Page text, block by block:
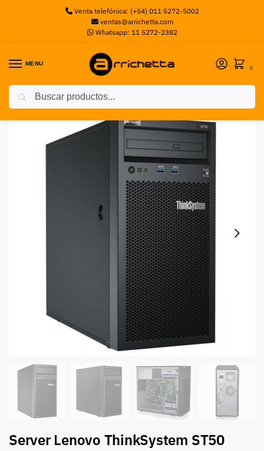
Venta telefónica: (+54) 011 5272-5002
ventas@arrichetta.com
Whatsapp: 11 5272-2382
MENU
0
Inicio Servidores / Server Lenovo ThinkSystem ST50 Xeon E-2104G 4+2Cores 16GB 1TB HDD
Server Lenovo ThinkSystem ST50